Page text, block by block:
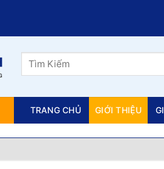
Tìm
TRANG CHỦ GIỚI THIỆU